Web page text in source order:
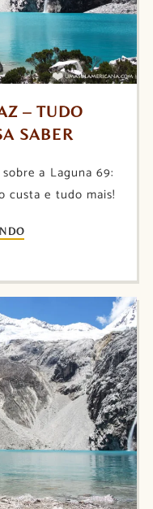
– TUDO
SABER
a Laguna 69:
custa e tudo mais!